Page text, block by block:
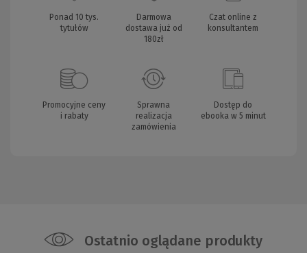
Ponad 10 tys.
tytułów
Darmowa
dostawa już od
180zł
Czat online z
konsultantem
Promocyjne ceny
i rabaty
Sprawna
realizacja
zamówienia
Dostęp do
ebooka w 5 minut
Ostatnio oglądane produkty